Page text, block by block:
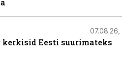
07.08.26,
kerkisid Eesti suurimateks